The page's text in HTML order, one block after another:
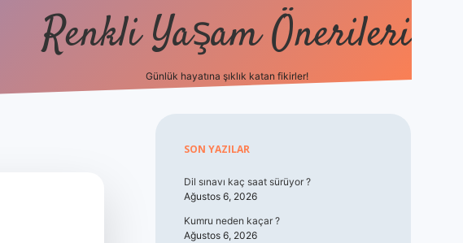
Renkli Yaşam Önerileri
Günlük hayatına şıklık katan fikirler!
Sidebar
SON YAZILAR
Dil sınavı kaç saat sürüyor ?
Ağustos 6, 2026
Kumru neden kaçar ?
Ağustos 6, 2026